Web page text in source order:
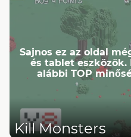
Sajnos ez az oldal
és tablet eszközök.
alábbi TOP
Kill Monsters